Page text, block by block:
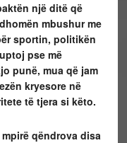
një ditë që
mbushur me
sportin, politikën
pse më
punë, mua që jam
kryesore në
të tjera si këto.
qëndrova disa